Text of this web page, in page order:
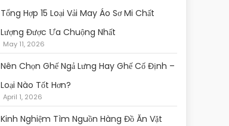
Tổng Hợp 15 Loại Vải May Áo Sơ Mi Chất
Lượng Được Ưa Chuộng Nhất
May 11, 2026
Nên Chọn Ghế Ngả Lưng Hay Ghế Cố Định –
Loại Nào Tốt Hơn?
April 1, 2026
Kinh Nghiệm Tìm Nguồn Hàng Đồ Ăn Vặt